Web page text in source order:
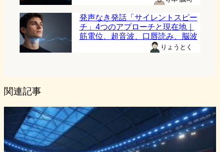
発声なき発話「サイレントスピー
チ」4つのアプローチと現在地｜
筋電位、超音波、口唇読み、脳波
りょうとく
関連記事